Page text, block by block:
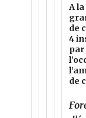
A
de
4
par
de